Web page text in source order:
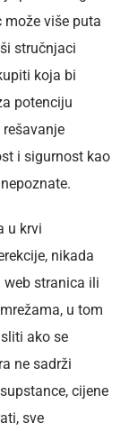
više puta
stručnjaci
koja bi
potenciju
i sigurnost kao
u krvi
nikada
web stranica ili
u tom
ako se
ne sadrži
cijene
sve